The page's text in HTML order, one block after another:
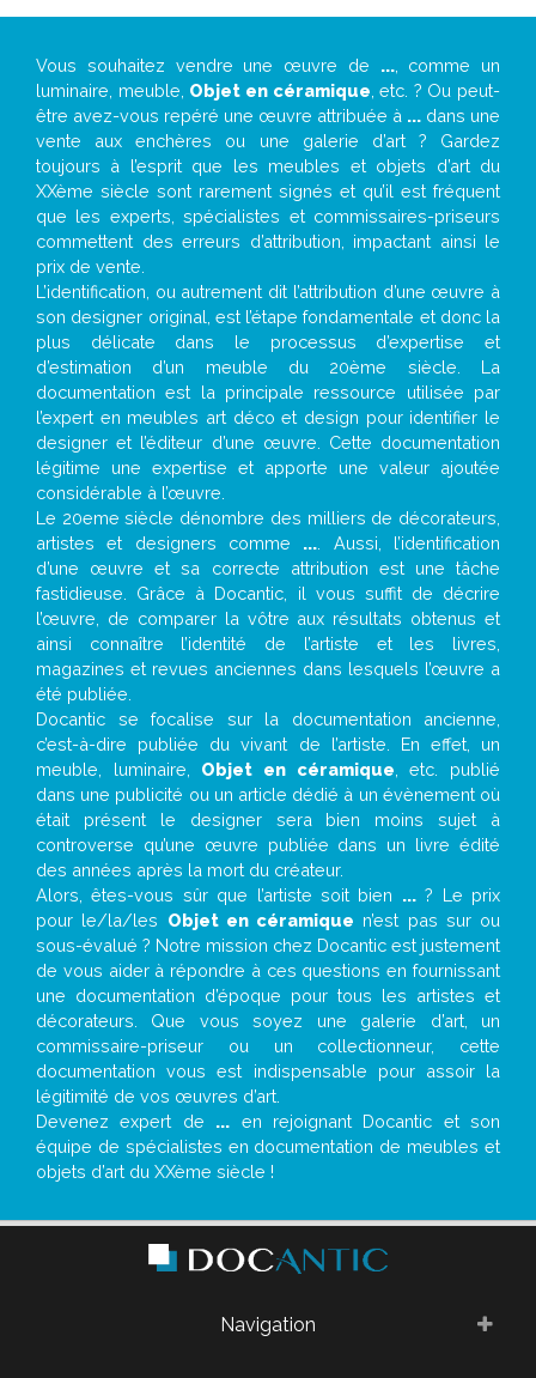
Vous souhaitez vendre une œuvre de ..., comme un
luminaire, meuble, Objet en céramique , etc. ? Ou peut-
être avez-vous repéré une œuvre attribuée à ... dans une
vente aux enchères ou une galerie d’art ? Gardez
toujours à l’esprit que les meubles et objets d’art du
XXème siècle sont rarement signés et qu’il est fréquent
que les experts, spécialistes et commissaires-priseurs
commettent des erreurs d’attribution, impactant ainsi le
prix de vente.
L’identification, ou autrement dit l’attribution d’une œuvre à
son designer original, est l’étape fondamentale et donc la
plus délicate dans le processus d’expertise et
d’estimation d’un meuble du 20ème siècle. La
documentation est la principale ressource utilisée par
l’expert en meubles art déco et design pour identifier le
designer et l’éditeur d’une œuvre. Cette documentation
légitime une expertise et apporte une valeur ajoutée
considérable à l’œuvre.
Le 20eme siècle dénombre des milliers de décorateurs,
artistes et designers comme ... . Aussi, l’identification
d’une œuvre et sa correcte attribution est une tâche
fastidieuse. Grâce à Docantic, il vous suffit de décrire
l’œuvre, de comparer la vôtre aux résultats obtenus et
ainsi connaître l’identité de l’artiste et les livres,
magazines et revues anciennes dans lesquels l’œuvre a
été publiée.
Docantic se focalise sur la documentation ancienne,
c’est-à-dire publiée du vivant de l’artiste. En effet, un
meuble, luminaire, Objet en céramique , etc. publié
dans une publicité ou un article dédié à un évènement où
était présent le designer sera bien moins sujet à
controverse qu’une œuvre publiée dans un livre édité
des années après la mort du créateur.
Alors, êtes-vous sûr que l’artiste soit bien ...? Le prix
pour le/la/les Objet en céramique n’est pas sur ou
sous-évalué ? Notre mission chez Docantic est justement
de vous aider à répondre à ces questions en fournissant
une documentation d’époque pour tous les artistes et
décorateurs. Que vous soyez une galerie d’art, un
commissaire-priseur ou un collectionneur, cette
documentation vous est indispensable pour assoir la
légitimité de vos œuvres d’art.
Devenez expert de ... en rejoignant Docantic et son
équipe de spécialistes en documentation de meubles et
objets d’art du XXème siècle !
Navigation